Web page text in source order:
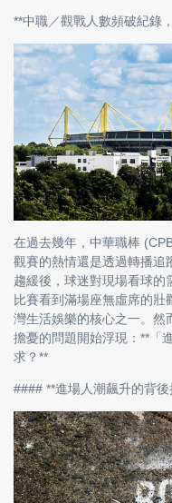
**中職／觀戰人數頻破紀錄
在過去幾年，中華職棒
觀賽的熱情還是透過轉播追
趨緩後，球迷對現場看球的
比賽看到滿場座無虛席的
灣生活娛樂的核心之一。然
擔憂的問題開始浮現：**「
求？**
#### **進場人潮飆升的背後